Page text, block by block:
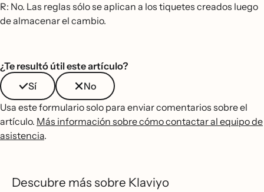
R: No. Las reglas sólo se aplican a los tiquetes creados luego
de almacenar el cambio.
¿Te resultó útil este artículo?
Sí
No
Usa este formulario solo para enviar comentarios sobre el
artículo. Más información sobre cómo contactar al equipo de
asistencia.
Descubre más sobre Klaviyo